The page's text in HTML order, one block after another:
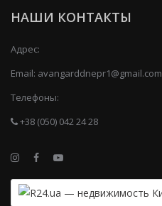
НАШИ КОНТАКТЫ
Адрес:
Email: avangarddnepr1@gmail.com
Телефоны:
+38 (050) 042 24 28